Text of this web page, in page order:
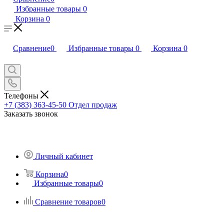
Избранные товары 0
Корзина 0
Сравнение0 Избранные товары 0 Корзина 0
Телефоны
+7 (383) 363-45-50 Отдел продаж
Заказать звонок
Личный кабинет
Корзина0
Избранные товары0
Сравнение товаров0